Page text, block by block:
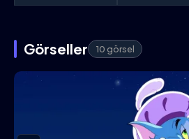
Görseller 10 görsel